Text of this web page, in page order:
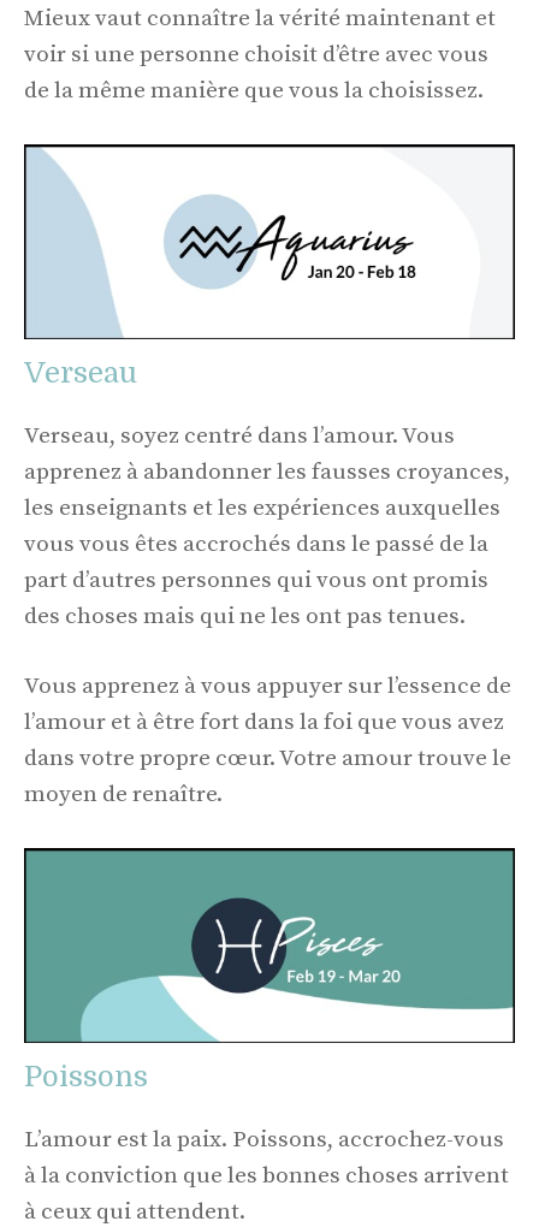
Mieux vaut connaître la vérité maintenant et
voir si une personne choisit d’être avec vous
de la même manière que vous la choisissez.
Verseau
Verseau, soyez centré dans l’amour. Vous
apprenez à abandonner les fausses croyances,
les enseignants et les expériences auxquelles
vous vous êtes accrochés dans le passé de la
part d’autres personnes qui vous ont promis
des choses mais qui ne les ont pas tenues.
Vous apprenez à vous appuyer sur l’essence de
l’amour et à être fort dans la foi que vous avez
dans votre propre cœur. Votre amour trouve le
moyen de renaître.
Poissons
L’amour est la paix. Poissons, accrochez-vous
à la conviction que les bonnes choses arrivent
à ceux qui attendent.